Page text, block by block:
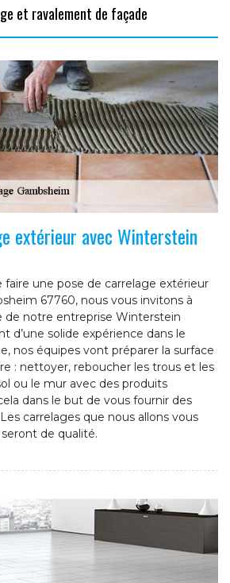
et ravalement de façade
extérieur avec Winterstein
faire une pose de carrelage extérieur
67760, nous vous invitons à
de notre entreprise Winterstein
d’une solide expérience dans le
nos équipes vont préparer la surface
: nettoyer, reboucher les trous et les
ou le mur avec des produits
dans le but de vous fournir des
carrelages que nous allons vous
de qualité.